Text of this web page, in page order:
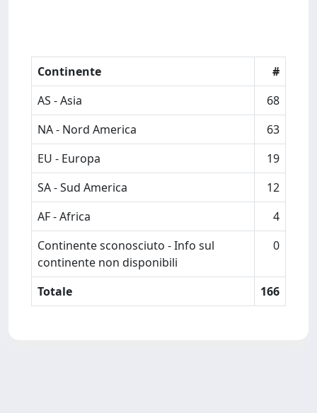
Continente
#
AS - Asia
68
NA - Nord America
63
EU - Europa
19
SA - Sud America
12
AF - Africa
4
Continente sconosciuto - Info sul
continente non disponibili
0
Totale 166